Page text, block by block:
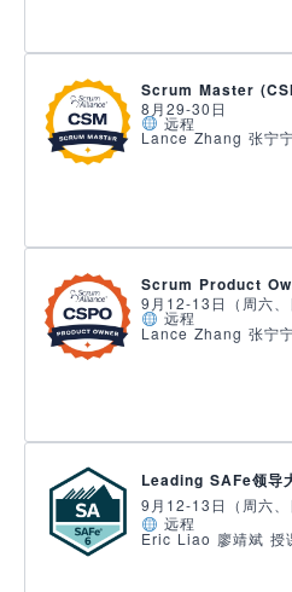
Scrum Master
8月29-30日
远程
Lance Zhang 张宁
Scrum Product
9月12-13日（周六、
远程
Lance Zhang 张宁
Leading SAFe领导
9月12-13日（周六、
远程
Eric Liao 廖靖斌 授